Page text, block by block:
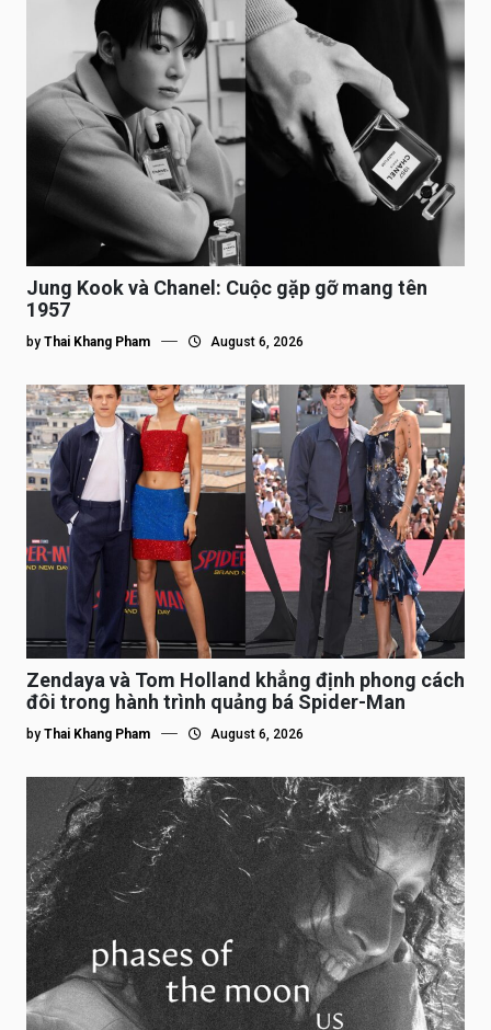
Jung Kook và Chanel: Cuộc gặp gỡ mang tên
1957
by Thai Khang Pham August 6, 2026
Zendaya và Tom Holland khẳng định phong cách
đôi trong hành trình quảng bá Spider-Man
by Thai Khang Pham August 6, 2026